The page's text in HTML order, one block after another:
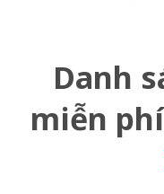
Danh
miễn